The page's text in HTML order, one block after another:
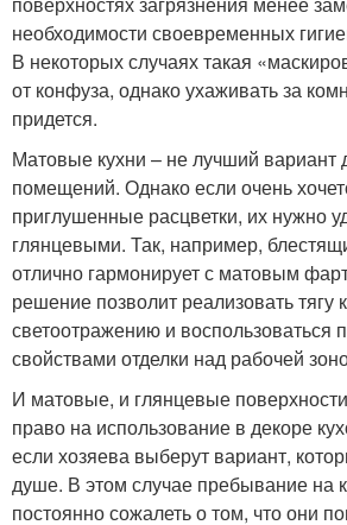
необходимости своевременных
В некоторых случаях такая
от конфуза, однако ухаживать за
придется.
Матовые кухни – не лучший вариант
помещений. Однако если очень
приглушенные расцветки, их нужно
глянцевыми. Так, например,
отлично гармонирует с матовым
решение позволит реализовать тягу
светоотражению и воспользоваться
свойствами отделки над рабочей
И матовые, и глянцевые
право на использование в декоре
если хозяева выберут вариант,
душе. В этом случае пребывание на
постоянно сожалеть о том, что они